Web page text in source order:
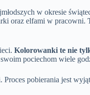
w okresie
oraz elfami w pracowni.
Kolorowanki te nie
pociechom wiele
Proces pobierania jest